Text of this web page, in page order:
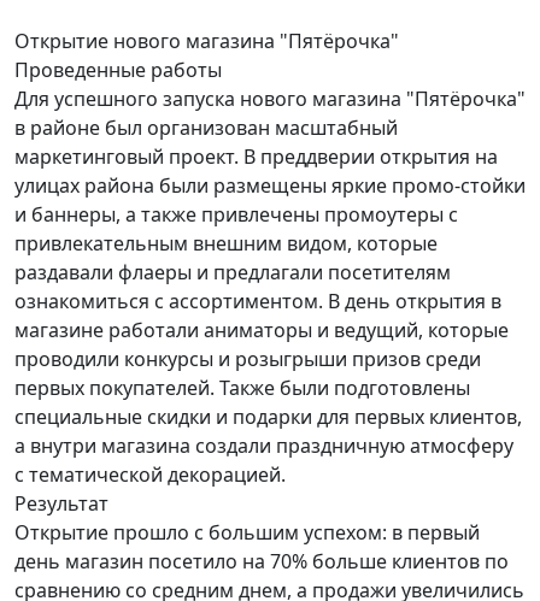
Открытие нового магазина "Пятёрочка"
Проведенные работы
Для успешного запуска нового магазина "Пятёрочка"
в районе был организован масштабный
маркетинговый проект. В преддверии открытия на
улицах района были размещены яркие промо-стойки
и баннеры, а также привлечены промоутеры с
привлекательным внешним видом, которые
раздавали флаеры и предлагали посетителям
ознакомиться с ассортиментом. В день открытия в
магазине работали аниматоры и ведущий, которые
проводили конкурсы и розыгрыши призов среди
первых покупателей. Также были подготовлены
специальные скидки и подарки для первых клиентов,
а внутри магазина создали праздничную атмосферу
с тематической декорацией.
Результат
Открытие прошло с большим успехом: в первый
день магазин посетило на 70% больше клиентов по
сравнению со средним днем, а продажи увеличились